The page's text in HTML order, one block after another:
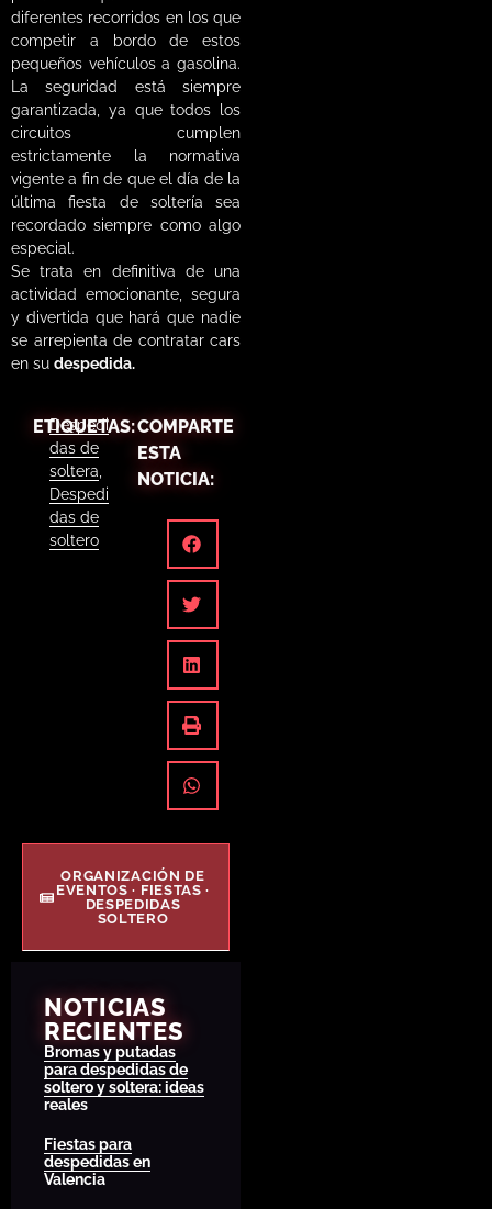
diferentes recorridos en los que
competir a bordo de estos
pequeños vehículos a gasolina.
La seguridad está siempre
garantizada, ya que todos los
circuitos cumplen
estrictamente la normativa
vigente a fin de que el día de la
última fiesta de soltería sea
recordado siempre como algo
especial.
Se trata en definitiva de una
actividad emocionante, segura
y divertida que hará que nadie
se arrepienta de contratar cars
en su despedida.
ETIQUETAS:
Despedi
das de
soltera
Despedi
das de
soltero
COMPARTE
ESTA
NOTICIA:
ORGANIZACIÓN DE
EVENTOS · FIESTAS ·
DESPEDIDAS
SOLTERO
NOTICIAS
RECIENTES
Bromas y putadas
para despedidas de
soltero y soltera: ideas
reales
Fiestas para
despedidas en
Valencia